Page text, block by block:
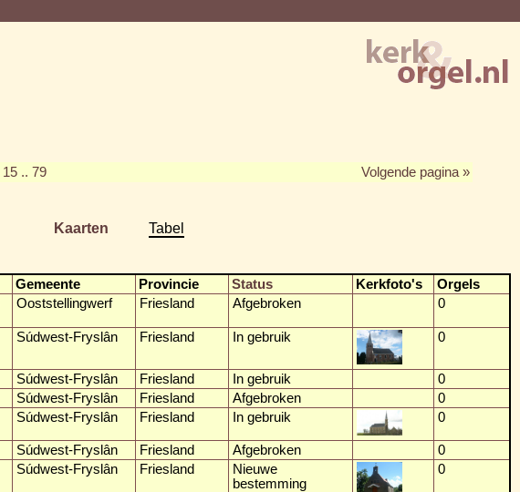
15 .. 79 Volgende pagina »
Kaarten Tabel
Gemeente Provincie Status Kerkfoto's
Orgels
Ooststellingwerf Friesland Afgebroken 0
Súdwest-Fryslân Friesland In gebruik 0
Súdwest-Fryslân Friesland In gebruik
0
Súdwest-Fryslân Friesland Afgebroken
0
Súdwest-Fryslân Friesland In gebruik 0
Súdwest-Fryslân Friesland Afgebroken
0
Súdwest-Fryslân Friesland
Nieuwe
bestemming
0